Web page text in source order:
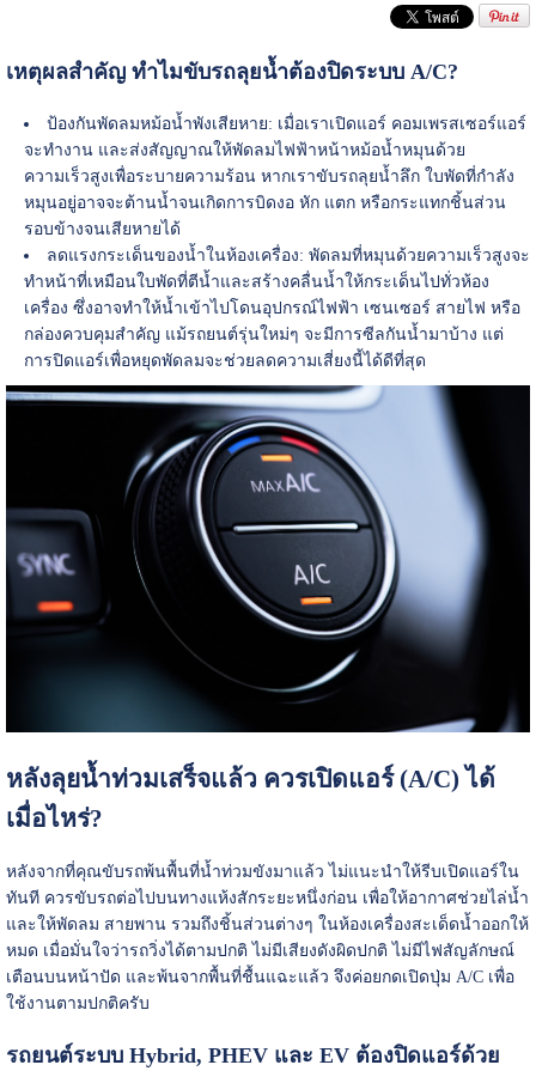
เหตุผลสำคัญ ทำไมขับรถลุยน้ำต้องปิดระบบ A/C?
ป้องกันพัดลมหม้อน้ำพังเสียหาย: เมื่อเราเปิดแอร์ คอมเพรสเซอร์แอร์
จะทำงาน และส่งสัญญาณให้พัดลมไฟฟ้าหน้าหม้อน้ำหมุนด้วย
ความเร็วสูงเพื่อระบายความร้อน หากเราขับรถลุยน้ำลึก ใบพัดที่กำลัง
หมุนอยู่อาจจะต้านน้ำจนเกิดการบิดงอ หัก แตก หรือกระแทกชิ้นส่วน
รอบข้างจนเสียหายได้
ลดแรงกระเด็นของน้ำในห้องเครื่อง: พัดลมที่หมุนด้วยความเร็วสูงจะ
ทำหน้าที่เหมือนใบพัดที่ตีน้ำและสร้างคลื่นน้ำให้กระเด็นไปทั่วห้อง
เครื่อง ซึ่งอาจทำให้น้ำเข้าไปโดนอุปกรณ์ไฟฟ้า เซนเซอร์ สายไฟ หรือ
กล่องควบคุมสำคัญ แม้รถยนต์รุ่นใหม่ๆ จะมีการซีลกันน้ำมาบ้าง แต่
การปิดแอร์เพื่อหยุดพัดลมจะช่วยลดความเสี่ยงนี้ได้ดีที่สุด
หลังลุยน้ำท่วมเสร็จแล้ว ควรเปิดแอร์ (A/C) ได้
เมื่อไหร่?
หลังจากที่คุณขับรถพ้นพื้นที่น้ำท่วมขังมาแล้ว ไม่แนะนำให้รีบเปิดแอร์ใน
ทันที ควรขับรถต่อไปบนทางแห้งสักระยะหนึ่งก่อน เพื่อให้อากาศช่วยไล่น้ำ
และให้พัดลม สายพาน รวมถึงชิ้นส่วนต่างๆ ในห้องเครื่องสะเด็ดน้ำออกให้
หมด เมื่อมั่นใจว่ารถวิ่งได้ตามปกติ ไม่มีเสียงดังผิดปกติ ไม่มีไฟสัญลักษณ์
เตือนบนหน้าปัด และพ้นจากพื้นที่ชื้นแฉะแล้ว จึงค่อยกดเปิดปุ่ม A/C เพื่อ
ใช้งานตามปกติครับ
รถยนต์ระบบ Hybrid, PHEV และ EV ต้องปิดแอร์ด้วย